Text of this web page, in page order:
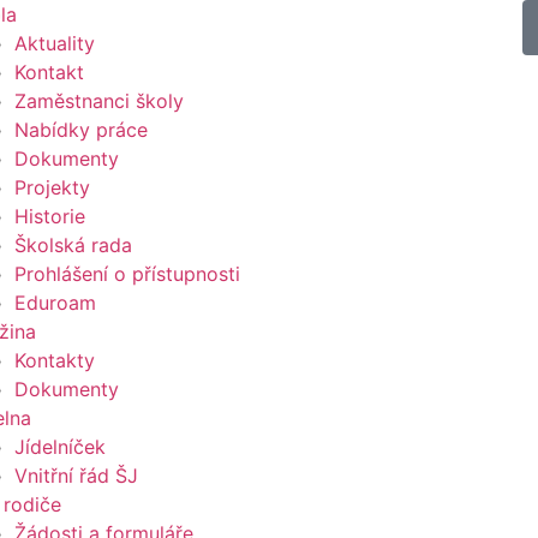
Aktuality
Kontakt
Zaměstnanci školy
Nabídky práce
Dokumenty
Projekty
Historie
Školská rada
Prohlášení o přístupnosti
Eduroam
Kontakty
Dokumenty
Jídelníček
Vnitřní řád ŠJ
rodiče
Žádosti a formuláře